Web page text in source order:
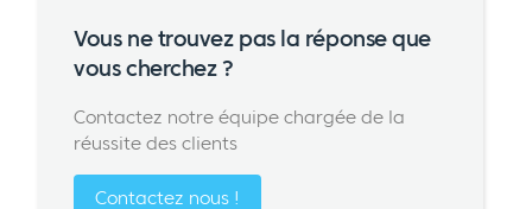
Vous ne trouvez pas la réponse que
vous cherchez ?
Contactez notre équipe chargée de la
réussite des clients
Contactez nous !